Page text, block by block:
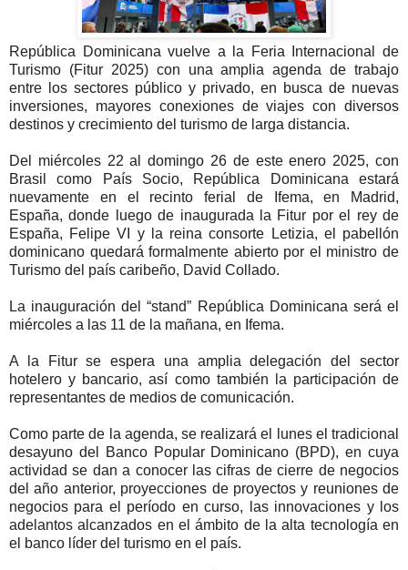
República Dominicana vuelve a la Feria Internacional de
Turismo (Fitur 2025) con una amplia agenda de trabajo
entre los sectores público y privado, en busca de nuevas
inversiones, mayores conexiones de viajes con diversos
destinos y crecimiento del turismo de larga distancia.
Del miércoles 22 al domingo 26 de este enero 2025, con
Brasil como País Socio, República Dominicana estará
nuevamente en el recinto ferial de Ifema, en Madrid,
España, donde luego de inaugurada la Fitur por el rey de
España, Felipe VI y la reina consorte Letizia, el pabellón
dominicano quedará formalmente abierto por el ministro de
Turismo del país caribeño, David Collado.
La inauguración del “stand” República Dominicana será el
miércoles a las 11 de la mañana, en Ifema.
A la Fitur se espera una amplia delegación del sector
hotelero y bancario, así como también la participación de
representantes de medios de comunicación.
Como parte de la agenda, se realizará el lunes el tradicional
desayuno del Banco Popular Dominicano (BPD), en cuya
actividad se dan a conocer las cifras de cierre de negocios
del año anterior, proyecciones de proyectos y reuniones de
negocios para el período en curso, las innovaciones y los
adelantos alcanzados en el ámbito de la alta tecnología en
el banco líder del turismo en el país.